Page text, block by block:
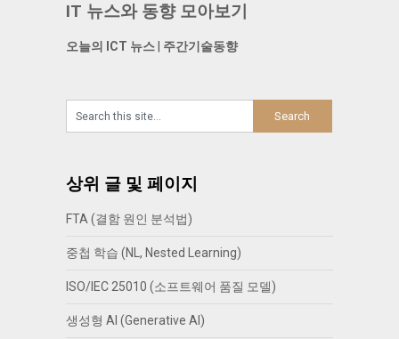
IT 뉴스와 동향 모아보기
오늘의 ICT 뉴스| 주간기술동향
상위 글 및 페이지
FTA (결함 원인 분석법)
중첩 학습 (NL, Nested Learning)
ISO/IEC 25010 (소프트웨어 품질 모델)
생성형 AI (Generative AI)